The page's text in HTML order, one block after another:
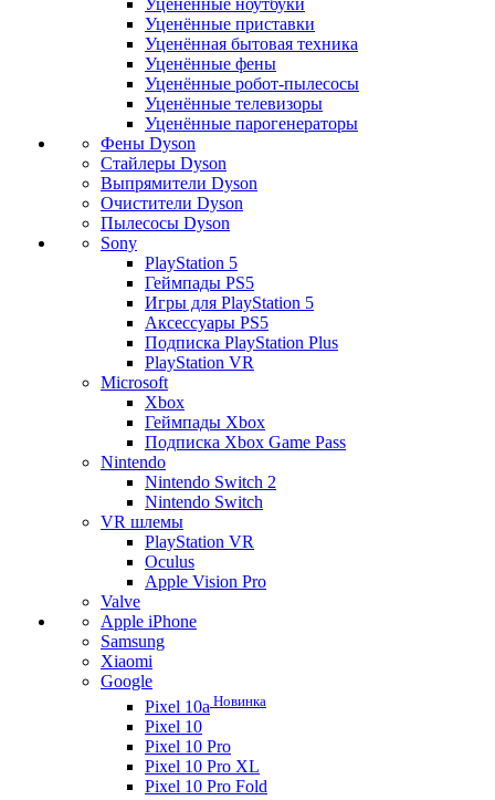
Уценённые ноутбуки
Уценённые приставки
Уценённая бытовая техника
Уценённые фены
Уценённые робот-пылесосы
Уценённые телевизоры
Уценённые парогенераторы
Фены Dyson
Стайлеры Dyson
Выпрямители Dyson
Очистители Dyson
Пылесосы Dyson
Sony
PlayStation 5
Геймпады PS5
Игры для PlayStation 5
Аксессуары PS5
Подписка PlayStation Plus
PlayStation VR
Microsoft
Xbox
Геймпады Xbox
Подписка Xbox Game Pass
Nintendo
Nintendo Switch 2
Nintendo Switch
VR шлемы
PlayStation VR
Oculus
Apple Vision Pro
Valve
Apple iPhone
Samsung
Xiaomi
Google
Pixel 10a Новинка
Pixel 10
Pixel 10 Pro
Pixel 10 Pro XL
Pixel 10 Pro Fold